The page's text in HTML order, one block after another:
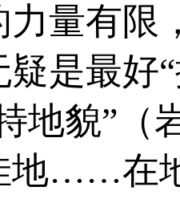
力量有限
是最好
地貌”（
地……在